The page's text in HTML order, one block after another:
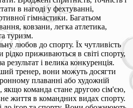
в нагоді у фехтуванні,
гімнастики. Багатьом
ковзани, легка атлетика,
туризм.
любов до спорту. Їх чутливість
приживаються в світі спорту,
результат і велика конкуренція.
тренер, вони можуть досягти
плаванні або художній
якщо команда стане другою сім'єю,
життя в командних видах спорту.